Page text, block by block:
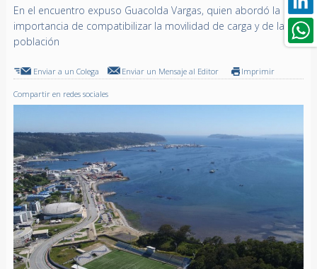
En el encuentro expuso Guacolda Vargas, quien abordó la
importancia de compatibilizar la movilidad de carga y de la
población
Enviar a un Colega Enviar un Mensaje al Editor Imprimir
Compartir en redes sociales